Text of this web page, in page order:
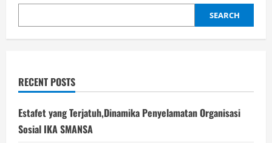
RI,Antara
dan
Elektoral
SEARCH
RECENT POSTS
Estafet yang Terjatuh,Dinamika Penyelamatan Organisasi
Sosial IKA SMANSA